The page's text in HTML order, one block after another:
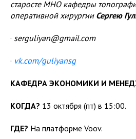
старосте МНО кафедры
оперативной хирургии Сергею
· serguliyan@gmail.com
· vk.com/guliyansg
КАФЕДРА ЭКОНОМИКИ И
КОГДА? 13 октября (пт) в 15:00.
ГДЕ? На платформе Voov.